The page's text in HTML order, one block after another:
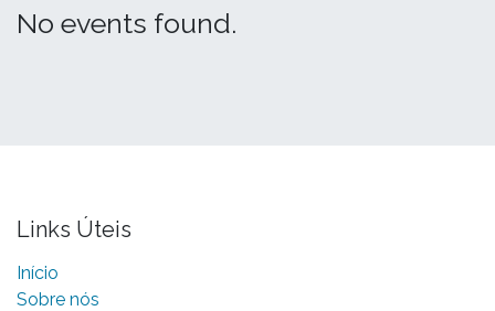
No events found.
Links Úteis
Início
Sobre nós